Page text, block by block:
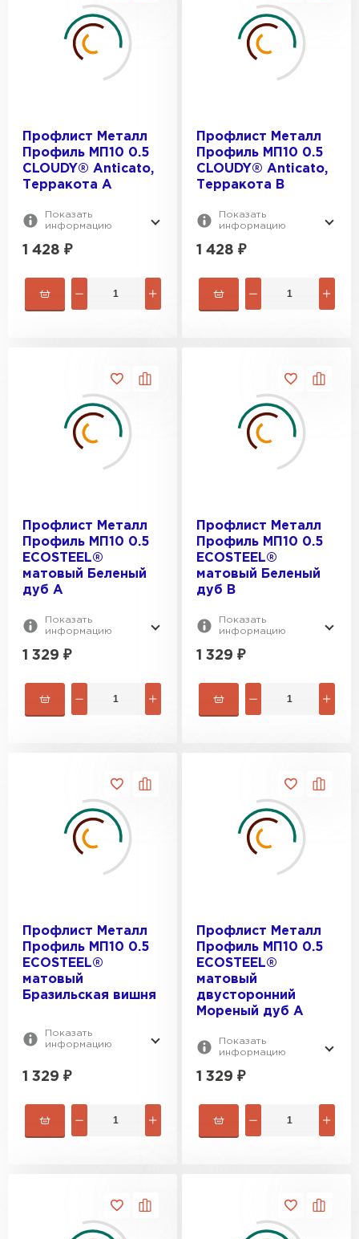
Профлист Металл
Профиль МП10 0.5
CLOUDY® Anticato,
Терракота A
Показать
информацию
1 428 ₽
Профлист Металл
Профиль МП10 0.5
CLOUDY® Anticato,
Терракота B
Показать
информацию
1 428 ₽
Профлист Металл
Профиль МП10 0.5
ECOSTEEL®
матовый Беленый
дуб A
Показать
информацию
1 329 ₽
Профлист Металл
Профиль МП10 0.5
ECOSTEEL®
матовый Беленый
дуб B
Показать
информацию
1 329 ₽
Профлист Металл
Профиль МП10 0.5
ECOSTEEL®
матовый
Бразильская вишня
Показать
информацию
1 329 ₽
Профлист Металл
Профиль МП10 0.5
ECOSTEEL®
матовый
двусторонний
Мореный дуб A
Показать
информацию
1 329 ₽